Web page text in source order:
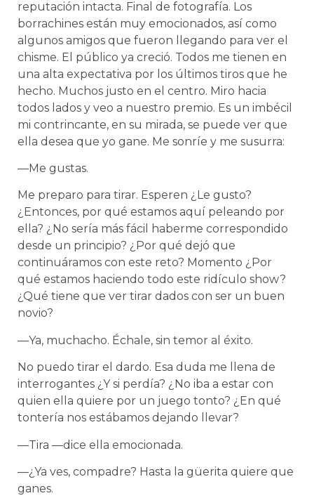
reputación intacta. Final de fotografía. Los
borrachines están muy emocionados, así como
algunos amigos que fueron llegando para ver el
chisme. El público ya creció. Todos me tienen en
una alta expectativa por los últimos tiros que he
hecho. Muchos justo en el centro. Miro hacia
todos lados y veo a nuestro premio. Es un imbécil
mi contrincante, en su mirada, se puede ver que
ella desea que yo gane. Me sonríe y me susurra:
—Me gustas.
Me preparo para tirar. Esperen ¿Le gusto?
¿Entonces, por qué estamos aquí peleando por
ella? ¿No sería más fácil haberme correspondido
desde un principio? ¿Por qué dejó que
continuáramos con este reto? Momento ¿Por
qué estamos haciendo todo este ridículo show?
¿Qué tiene que ver tirar dados con ser un buen
novio?
—Ya, muchacho. Échale, sin temor al éxito.
No puedo tirar el dardo. Esa duda me llena de
interrogantes ¿Y si perdía? ¿No iba a estar con
quien ella quiere por un juego tonto? ¿En qué
tontería nos estábamos dejando llevar?
—Tira —dice ella emocionada.
—¿Ya ves, compadre? Hasta la güerita quiere que
ganes.